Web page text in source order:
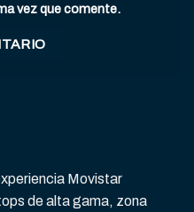
vez que comente.
Movistar
de alta gama, zona